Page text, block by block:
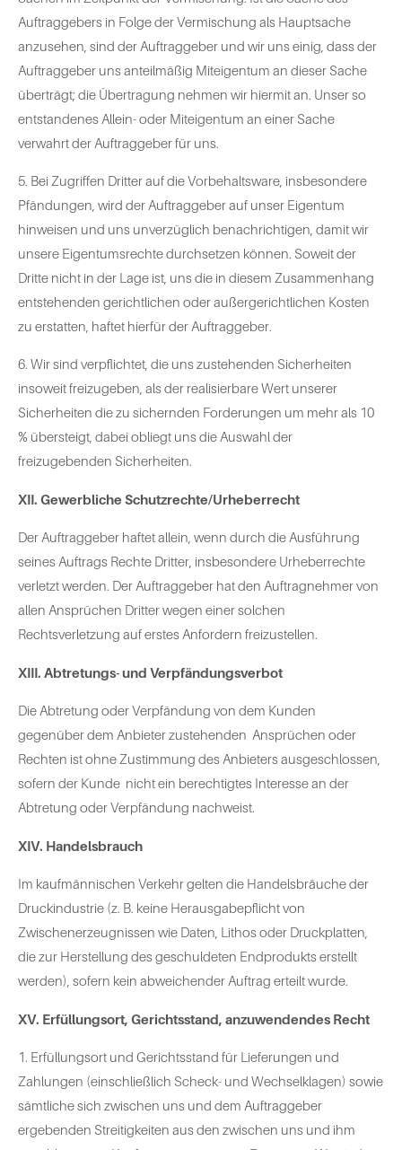
Auftraggebers in Folge der Vermischung als Hauptsache
anzusehen, sind der Auftraggeber und wir uns einig, dass der
Auftraggeber uns anteilmäßig Miteigentum an dieser Sache
überträgt; die Übertragung nehmen wir hiermit an. Unser so
entstandenes Allein- oder Miteigentum an einer Sache
verwahrt der Auftraggeber für uns.
5. Bei Zugriffen Dritter auf die Vorbehaltsware, insbesondere
Pfändungen, wird der Auftraggeber auf unser Eigentum
hinweisen und uns unverzüglich benachrichtigen, damit wir
unsere Eigentumsrechte durchsetzen können. Soweit der
Dritte nicht in der Lage ist, uns die in diesem Zusammenhang
entstehenden gerichtlichen oder außergerichtlichen Kosten
zu erstatten, haftet hierfür der Auftraggeber.
6. Wir sind verpflichtet, die uns zustehenden Sicherheiten
insoweit freizugeben, als der realisierbare Wert unserer
Sicherheiten die zu sichernden Forderungen um mehr als 10
% übersteigt, dabei obliegt uns die Auswahl der
freizugebenden Sicherheiten.
XII. Gewerbliche Schutzrechte/Urheberrecht
Der Auftraggeber haftet allein, wenn durch die Ausführung
seines Auftrags Rechte Dritter, insbesondere Urheberrechte
verletzt werden. Der Auftraggeber hat den Auftragnehmer von
allen Ansprüchen Dritter wegen einer solchen
Rechtsverletzung auf erstes Anfordern freizustellen.
XIII. Abtretungs- und Verpfändungsverbot
Die Abtretung oder Verpfändung von dem Kunden
gegenüber dem Anbieter zustehenden Ansprüchen oder
Rechten ist ohne Zustimmung des Anbieters ausgeschlossen,
sofern der Kunde nicht ein berechtigtes Interesse an der
Abtretung oder Verpfändung nachweist.
XIV. Handelsbrauch
Im kaufmännischen Verkehr gelten die Handelsbräuche der
Druckindustrie (z. B. keine Herausgabepflicht von
Zwischenerzeugnissen wie Daten, Lithos oder Druckplatten,
die zur Herstellung des geschuldeten Endprodukts erstellt
werden), sofern kein abweichender Auftrag erteilt wurde.
XV. Erfüllungsort, Gerichtsstand, anzuwendendes Recht
1. Erfüllungsort und Gerichtsstand für Lieferungen und
Zahlungen (einschließlich Scheck- und Wechselklagen) sowie
sämtliche sich zwischen uns und dem Auftraggeber
ergebenden Streitigkeiten aus den zwischen uns und ihm